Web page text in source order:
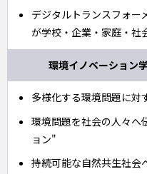
デジタルトランスフォー
が学校・企業・家庭・社
環境イノベーション
多様化する環境問題に対
環境問題を社会の人々へ
ョン"
持続可能な自然共生社会